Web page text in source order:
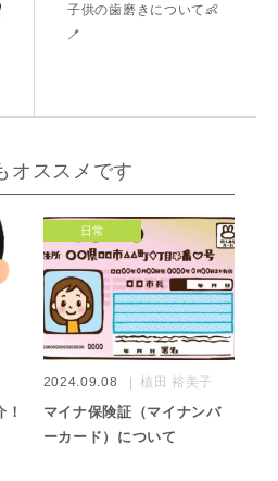
子供の歯磨きについて👶
🪥
オススメです
日常
2024.09.08 植田 裕美子
マイナ保険証（マイナンバ
ーカード）について